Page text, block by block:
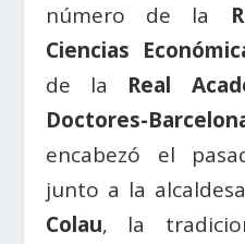
número de la
Ciencias
de la Real
Doctores-
encabezó el
junto a la
Colau, la